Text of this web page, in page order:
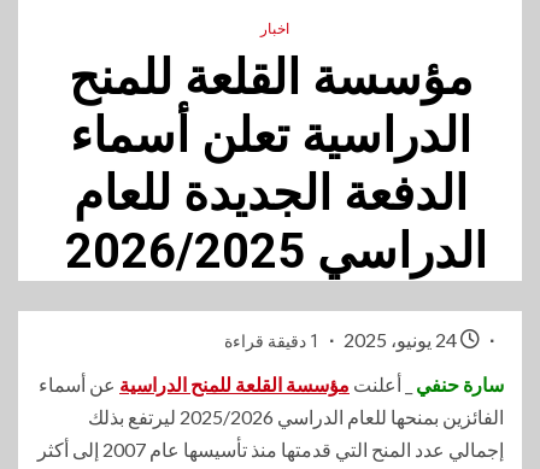
اخبار
مؤسسة القلعة للمنح
الدراسية تعلن أسماء
الدفعة الجديدة للعام
الدراسي 2026/2025
1 دقيقة قراءة
سارة حنفي _ أعلنت مؤسسة القلعة للمنح الدراسية عن أسماء
الفائزين بمنحها للعام الدراسي 2025/2026 ليرتفع بذلك
إجمالي عدد المنح التي قدمتها منذ تأسيسها عام 2007 إلى أكثر